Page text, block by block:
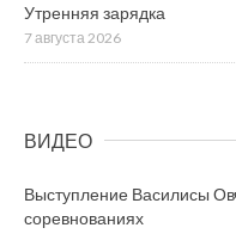
Утренняя зарядка
7 августа 2026
ВИДЕО
Выступление Василисы
соревнованиях